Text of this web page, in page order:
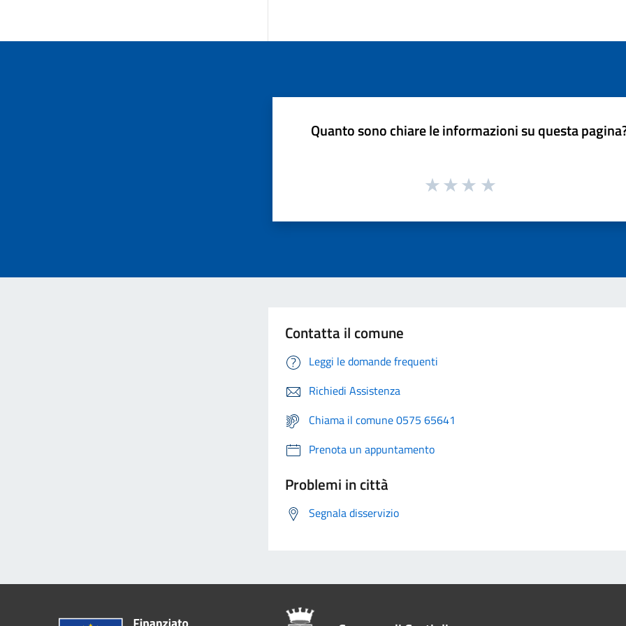
Quanto sono chiare le informazioni su questa
Contatta il comune
Leggi le domande frequenti
Richiedi Assistenza
Chiama il comune 0575 65641
Prenota un appuntamento
Problemi in città
Segnala disservizio